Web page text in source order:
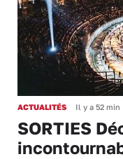
ACTUALITÉS Il y a 52 min
SORTIES